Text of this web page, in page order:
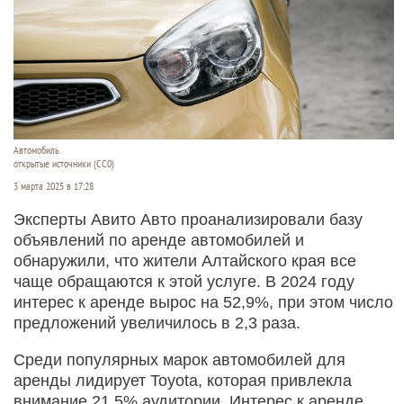
Автомобиль.
открытые источники (CC0)
3 марта 2025 в 17:28
Эксперты Авито Авто проанализировали базу
объявлений по аренде автомобилей и
обнаружили, что жители Алтайского края все
чаще обращаются к этой услуге. В 2024 году
интерес к аренде вырос на 52,9%, при этом число
предложений увеличилось в 2,3 раза.
Среди популярных марок автомобилей для
аренды лидирует Toyota, которая привлекла